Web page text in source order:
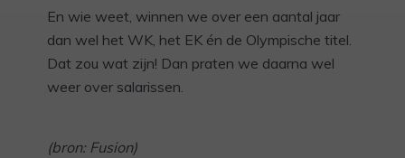
En wie weet, winnen we over een aantal jaar
dan wel het WK, het EK én de Olympische titel.
Dat zou wat zijn! Dan praten we daarna wel
weer over salarissen.
(bron: Fusion)